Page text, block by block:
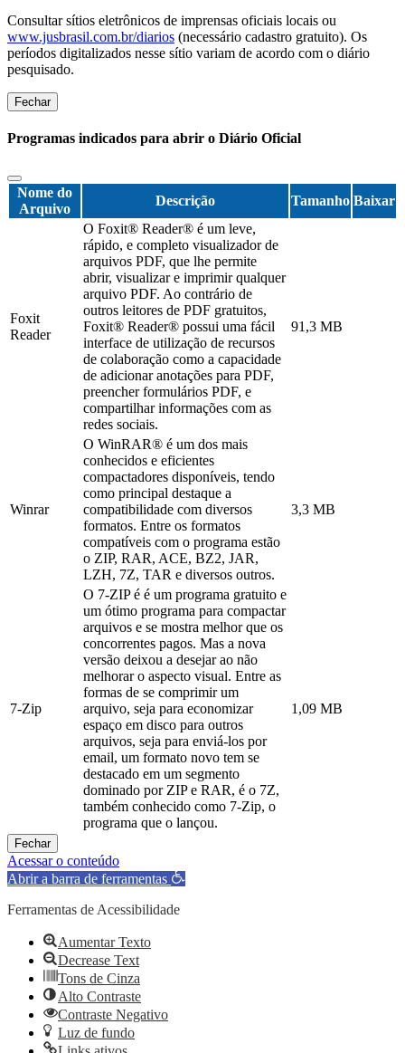
Consultar sítios eletrônicos de imprensas oficiais locais ou
www.jusbrasil.com.br/diarios (necessário cadastro gratuito). Os
períodos digitalizados nesse sítio variam de acordo com o diário
pesquisado.
Fechar
Programas indicados para abrir o Diário Oficial
Nome do
Arquivo
Descrição Tamanho Baixar
Foxit
Reader
O Foxit® Reader® é um leve,
rápido, e completo visualizador de
arquivos PDF, que lhe permite
abrir, visualizar e imprimir qualquer
arquivo PDF. Ao contrário de
outros leitores de PDF gratuitos,
Foxit® Reader® possui uma fácil
interface de utilização de recursos
de colaboração como a capacidade
de adicionar anotações para PDF,
preencher formulários PDF, e
compartilhar informações com as
redes sociais.
91,3 MB
Winrar
O WinRAR® é um dos mais
conhecidos e eficientes
compactadores disponíveis, tendo
como principal destaque a
compatibilidade com diversos
formatos. Entre os formatos
compatíveis com o programa estão
o ZIP, RAR, ACE, BZ2, JAR,
LZH, 7Z, TAR e diversos outros.
3,3 MB
7-Zip
O 7-ZIP é é um programa gratuito e
um ótimo programa para compactar
arquivos e se mostra melhor que os
concorrentes pagos. Mas a nova
versão deixou a desejar ao não
melhorar o aspecto visual. Entre as
formas de se comprimir um
arquivo, seja para economizar
espaço em disco para outros
arquivos, seja para enviá-los por
email, um formato novo tem se
destacado em um segmento
dominado por ZIP e RAR, é o 7Z,
também conhecido como 7-Zip, o
programa que o lançou.
1,09 MB
Fechar
Acessar o conteúdo
Abrir a barra de ferramentas
Ferramentas de Acessibilidade
Aumentar Texto
Decrease Text
Tons de Cinza
Alto Contraste
Contraste Negativo
Luz de fundo